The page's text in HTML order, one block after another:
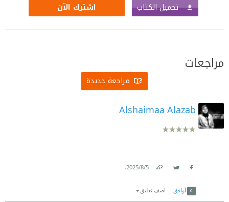
تحميل الكتاب اشترك الآن
مراجعات
مراجعة جديدة
Alshaimaa Alazab
5‏/8‏/2025
.
أوافق اضف تعليق